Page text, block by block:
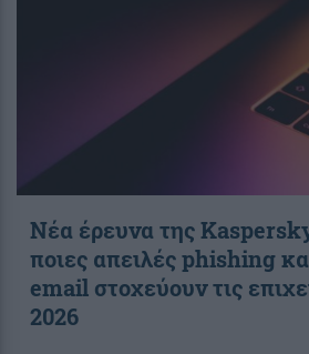
Νέα έρευνα της
ποιες απειλές phishing
email στοχεύουν τις
2026